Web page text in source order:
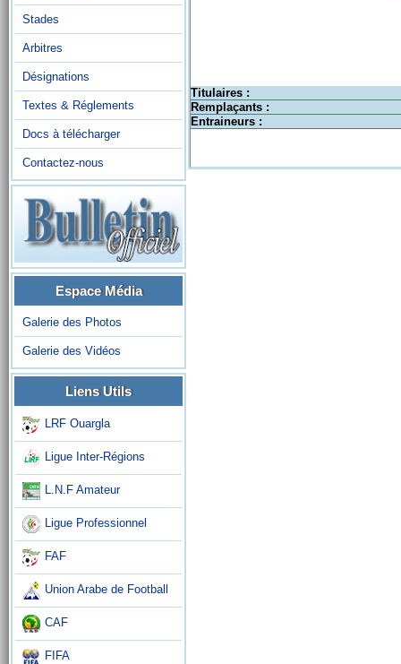
Stades
Arbitres
Désignations
Textes & Réglements
Docs à télécharger
Contactez-nous
Espace Média
Galerie des Photos
Galerie des Vidéos
Liens Utils
LRF Ouargla
Ligue Inter-Régions
L.N.F Amateur
Ligue Professionnel
FAF
Union Arabe de Football
CAF
FIFA
Titulaires :
Remplaçants :
Entraineurs :